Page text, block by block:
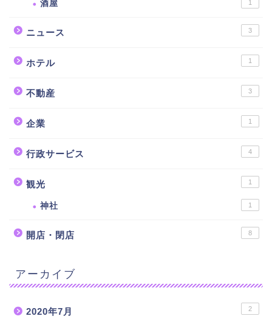
酒屋 1
ニュース 3
ホテル 1
不動産 3
企業 1
行政サービス 4
観光 1
神社 1
開店・閉店 8
アーカイブ
2020年7月 2